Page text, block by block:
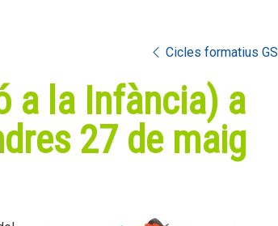
Cicles formatius GS
a la Infància) a
27 de maig